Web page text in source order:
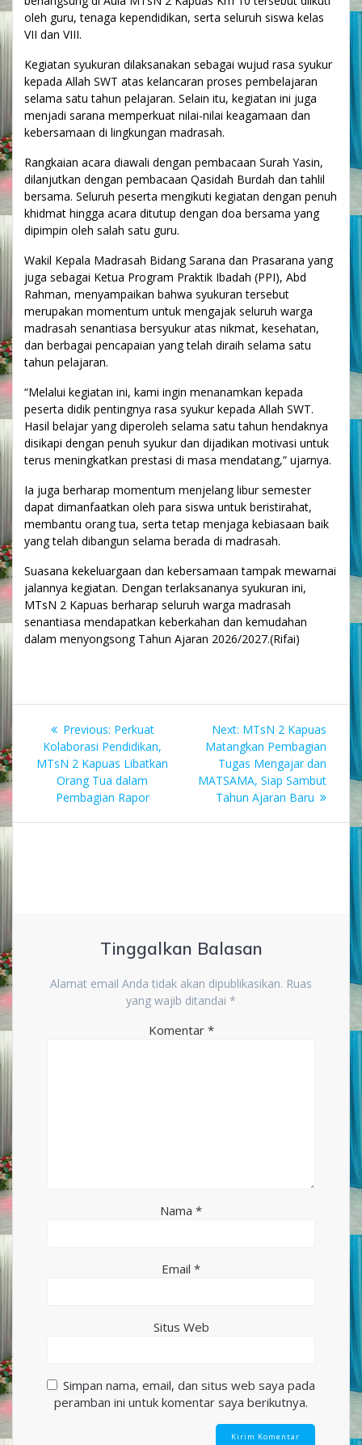
oleh guru, tenaga kependidikan, serta seluruh siswa kelas
VII dan VIII.
Kegiatan syukuran dilaksanakan sebagai wujud rasa syukur
kepada Allah SWT atas kelancaran proses pembelajaran
selama satu tahun pelajaran. Selain itu, kegiatan ini juga
menjadi sarana memperkuat nilai-nilai keagamaan dan
kebersamaan di lingkungan madrasah.
Rangkaian acara diawali dengan pembacaan Surah Yasin,
dilanjutkan dengan pembacaan Qasidah Burdah dan tahlil
bersama. Seluruh peserta mengikuti kegiatan dengan penuh
khidmat hingga acara ditutup dengan doa bersama yang
dipimpin oleh salah satu guru.
Wakil Kepala Madrasah Bidang Sarana dan Prasarana yang
juga sebagai Ketua Program Praktik Ibadah (PPI), Abd
Rahman, menyampaikan bahwa syukuran tersebut
merupakan momentum untuk mengajak seluruh warga
madrasah senantiasa bersyukur atas nikmat, kesehatan,
dan berbagai pencapaian yang telah diraih selama satu
tahun pelajaran.
“Melalui kegiatan ini, kami ingin menanamkan kepada
peserta didik pentingnya rasa syukur kepada Allah SWT.
Hasil belajar yang diperoleh selama satu tahun hendaknya
disikapi dengan penuh syukur dan dijadikan motivasi untuk
terus meningkatkan prestasi di masa mendatang,” ujarnya.
Ia juga berharap momentum menjelang libur semester
dapat dimanfaatkan oleh para siswa untuk beristirahat,
membantu orang tua, serta tetap menjaga kebiasaan baik
yang telah dibangun selama berada di madrasah.
Suasana kekeluargaan dan kebersamaan tampak mewarnai
jalannya kegiatan. Dengan terlaksananya syukuran ini,
MTsN 2 Kapuas berharap seluruh warga madrasah
senantiasa mendapatkan keberkahan dan kemudahan
dalam menyongsong Tahun Ajaran 2026/2027.(Rifai)
Navigasi
pos
Previous: Previous
post:
Perkuat
Kolaborasi Pendidikan,
MTsN 2 Kapuas Libatkan
Orang Tua dalam
Pembagian Rapor
Next: Next
post:
MTsN 2 Kapuas
Matangkan Pembagian
Tugas Mengajar dan
MATSAMA, Siap Sambut
Tahun Ajaran Baru
Tinggalkan Balasan
Alamat email Anda tidak akan dipublikasikan. Ruas
yang wajib ditandai *
Komentar *
Nama *
Email *
Situs Web
Simpan nama, email, dan situs web saya pada
peramban ini untuk komentar saya berikutnya.